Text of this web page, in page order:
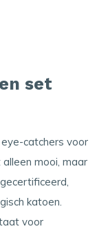
set
catchers voor
mooi, maar
katoen.
voor